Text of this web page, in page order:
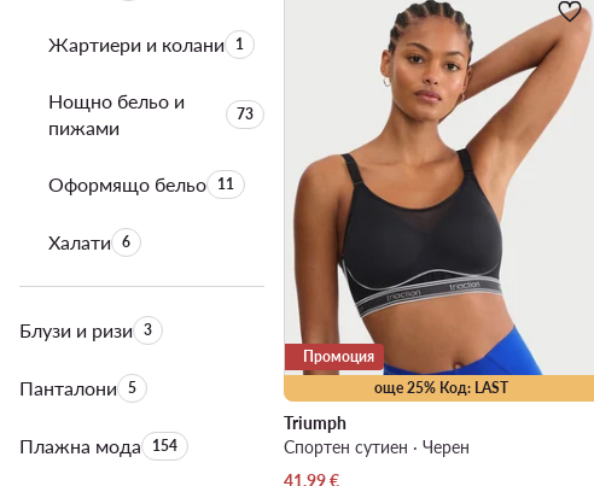
Жартиери и коланиБрой на продуктите:
1
Нощно бельо и
пижами
Брой на продуктите:
73
Оформящо бельоБрой на продуктите:
11
ХалатиБрой на продуктите:
6
Блузи и ризиБрой на продуктите:
3
ПанталониБрой на продуктите:
5
Плажна модаБрой на продуктите:
154
още 25% Код: LAST
Промоция
Triumph
Спортен сутиен · Черен
Актуална цена
41,99€